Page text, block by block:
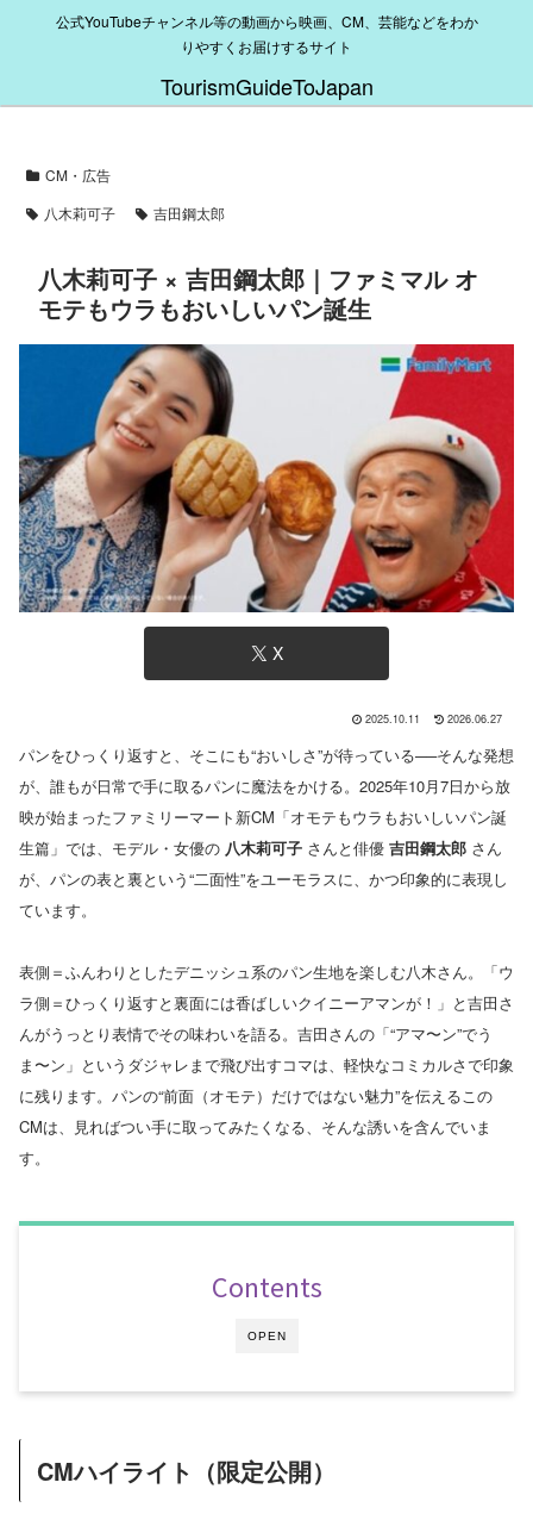
公式YouTubeチャンネル等の動画から映画、CM、芸能などをわか
りやすくお届けするサイト
TourismGuideToJapan
CM・広告
八木莉可子
吉田鋼太郎
八木莉可子 × 吉田鋼太郎｜ファミマル オ
モテもウラもおいしいパン誕生
X
2025.10.11 2026.06.27
パンをひっくり返すと、そこにも“おいしさ”が待っている──そんな発想
が、誰もが日常で手に取るパンに魔法をかける。2025年10月7日から放
映が始まったファミリーマート新CM「オモテもウラもおいしいパン誕
生篇」では、モデル・女優の 八木莉可子 さんと俳優 吉田鋼太郎 さん
が、パンの表と裏という“二面性”をユーモラスに、かつ印象的に表現し
ています。
表側＝ふんわりとしたデニッシュ系のパン生地を楽しむ八木さん。「ウ
ラ側＝ひっくり返すと裏面には香ばしいクイニーアマンが！」と吉田さ
んがうっとり表情でその味わいを語る。吉田さんの「“アマ〜ン”でう
ま〜ン」というダジャレまで飛び出すコマは、軽快なコミカルさで印象
に残ります。パンの“前面（オモテ）だけではない魅力”を伝えるこの
CMは、見ればつい手に取ってみたくなる、そんな誘いを含んでいま
す。
OPEN
Contents
CMハイライト（限定公開）